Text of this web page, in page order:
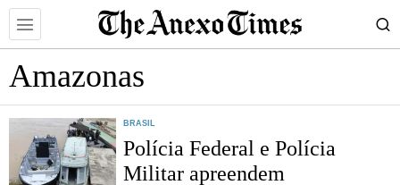
Amazonas
BRASIL
Polícia Federal e Polícia
Militar apreendem